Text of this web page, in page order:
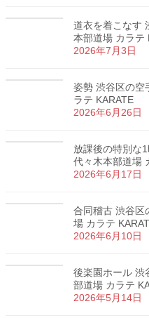
道衣を着こなす
本部道場 カラテ
2026年7月3日
姿勢 渋谷区の空
ラテ KARATE
2026年6月26日
放課後の特別な
代々木本部道場
2026年6月17日
合同稽古 渋谷区
場 カラテ
2026年6月10日
後楽園ホール 渋
部道場 カラテ
2026年5月14日